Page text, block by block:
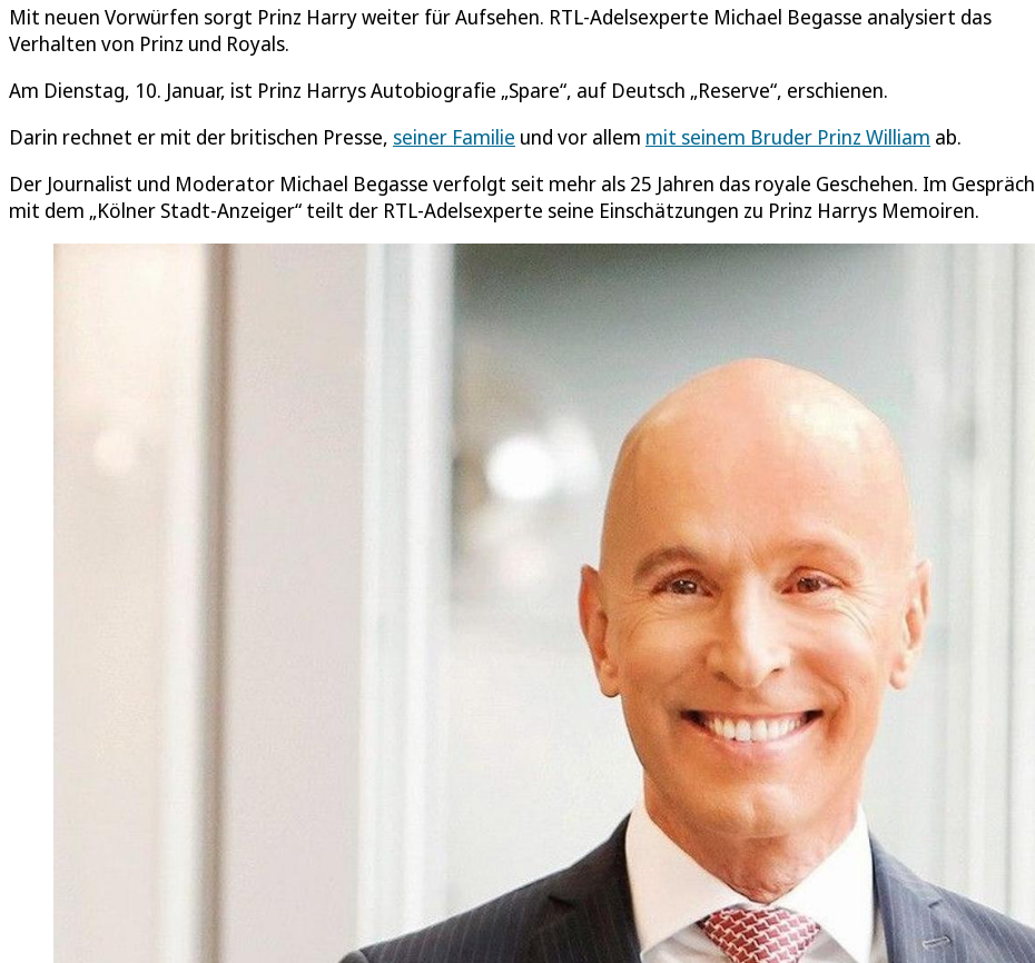
Mit neuen Vorwürfen sorgt Prinz Harry weiter für Aufsehen. RTL-Adelsexperte Michael Begasse analysiert das
Verhalten von Prinz und Royals.
Am Dienstag, 10. Januar, ist Prinz Harrys Autobiografie „Spare“, auf Deutsch „Reserve“, erschienen.
Darin rechnet er mit der britischen Presse, seiner Familie und vor allem mit seinem Bruder Prinz William ab.
Der Journalist und Moderator Michael Begasse verfolgt seit mehr als 25 Jahren das royale Geschehen. Im Gespräch
mit dem „Kölner Stadt-Anzeiger“ teilt der RTL-Adelsexperte seine Einschätzungen zu Prinz Harrys Memoiren.